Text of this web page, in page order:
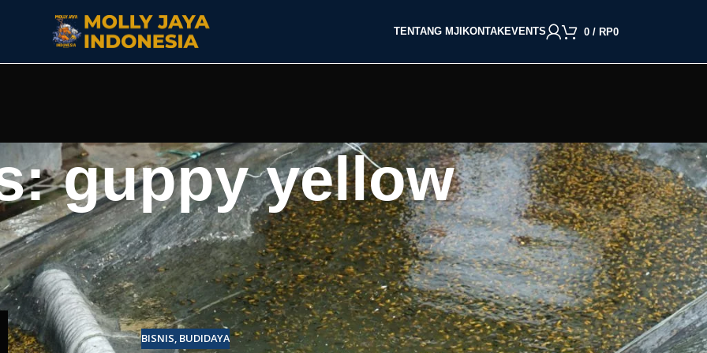
TENTANG MJI KONTAKEVENTS 0 / RP0
guppy yellow
BISNIS, BUDIDAYA
BACA BERDASARKAN JENIS IKAN